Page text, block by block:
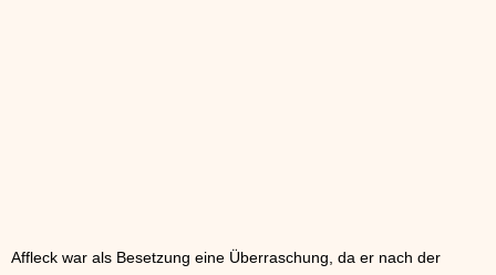
Affleck war als Besetzung eine Überraschung, da er nach der